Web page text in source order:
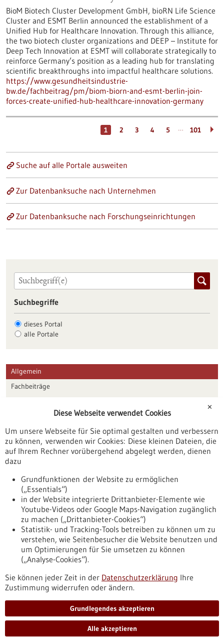
BioM Biotech Cluster Development GmbH, bioRN Life Science
Cluster and ESMT Berlin announced the establishment of a
Unified Hub for Healthcare Innovation. Through this alliance,
the two biotech cluster organizations and DEEP – Institute for
Deep Tech Innovation at ESMT will collaborate strategically to
reinforce Germany’s position as a leading hub for translating
scientific breakthroughs into impactful healthcare solutions.
https://www.gesundheitsindustrie-
bw.de/fachbeitrag/pm/biom-biorn-and-esmt-berlin-join-
forces-create-unified-hub-healthcare-innovation-germany
1 2 3 4 5 … 101
Suche auf alle Portale ausweiten
Zur Datenbanksuche nach Unternehmen
Zur Datenbanksuche nach Forschungseinrichtungen
Suchbegriffe
dieses Portal
alle Portale
Allgemein
Fachbeiträge
Veranstaltungen
Erscheinungsdatum
Nach oben
Informiert bleiben
Newsletter abonnieren
✕
Diese Webseite verwendet Cookies
Um unsere Webseite für Sie optimal gestalten und verbessern
zu können, verwenden wir Cookies: Diese kleinen Dateien, die
auf Ihrem Rechner vorübergehend abgelegt werden, dienen
dazu
Grundfunktionen der Website zu ermöglichen
(„Essentials“)
in der Website integrierte Drittanbieter-Elemente wie
Youtube-Videos oder Google Maps-Navigation zugänglich
zu machen („Drittanbieter-Cookies“)
Statistik- und Tracking-Tools betreiben zu können um zu
verstehen, wie Seitenbesucher die Website benutzen und
um Optimierungen für Sie umsetzen zu können
(„Analyse-Cookies“).
Sie können jeder Zeit in der Datenschutzerklärung Ihre
Zustimmung widerrufen oder ändern.
Grundlegendes akzeptieren
Alle akzeptieren